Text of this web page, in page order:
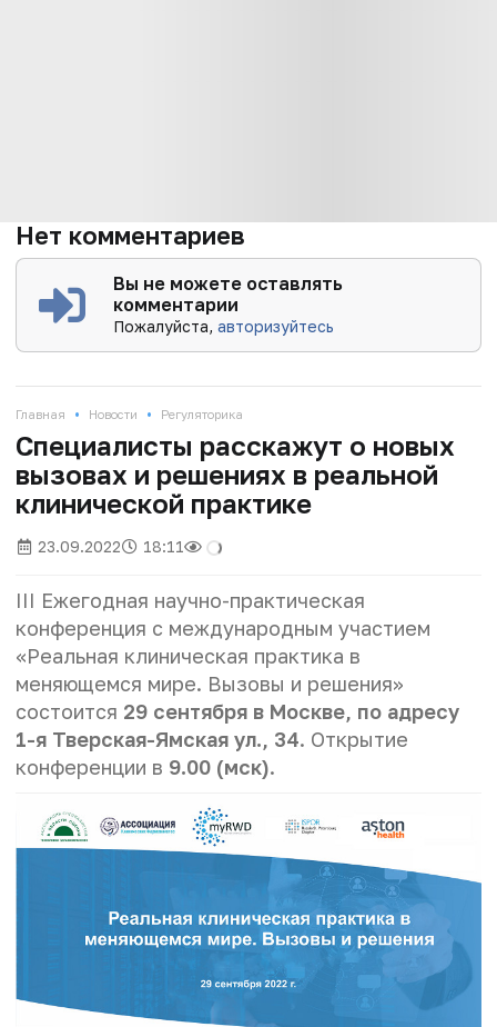
Нет комментариев
Вы не можете оставлять
комментарии
Пожалуйста,авторизуйтесь
Главная • Новости • Регуляторика
Специалисты расскажут о новых
вызовах и решениях в реальной
клинической практике
23.09.2022 18:11
III Ежегодная научно-практическая
конференция с международным участием
«Реальная клиническая практика в
меняющемся мире. Вызовы и решения»
состоится 29 сентября в Москве, по адресу
1-я Тверская-Ямская ул., 34. Открытие
конференции в 9.00 (мск).